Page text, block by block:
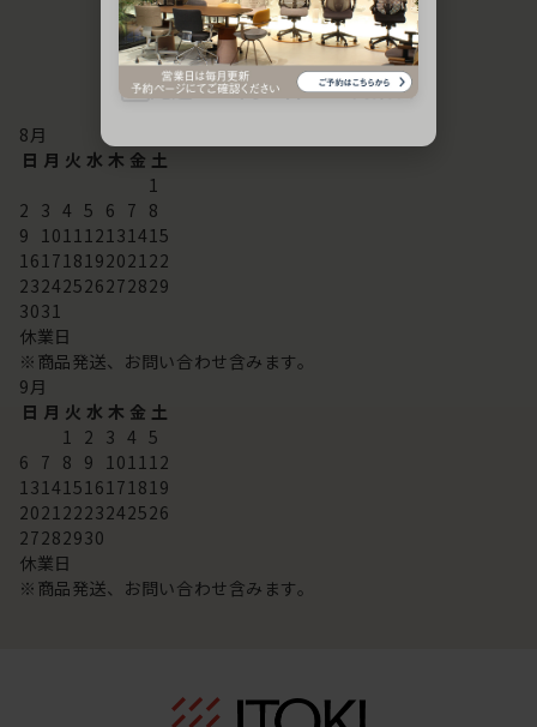
配送・お問い合わせ営業日
8月
日 月 火 水 木 金 土
1
2 3 4 5 6 7 8
9 101112131415
16171819202122
23242526272829
3031
休業日
※商品発送、お問い合わせ含みます。
9月
日 月 火 水 木 金 土
1 2 3 4 5
6 7 8 9 101112
13141516171819
20212223242526
27282930
休業日
※商品発送、お問い合わせ含みます。